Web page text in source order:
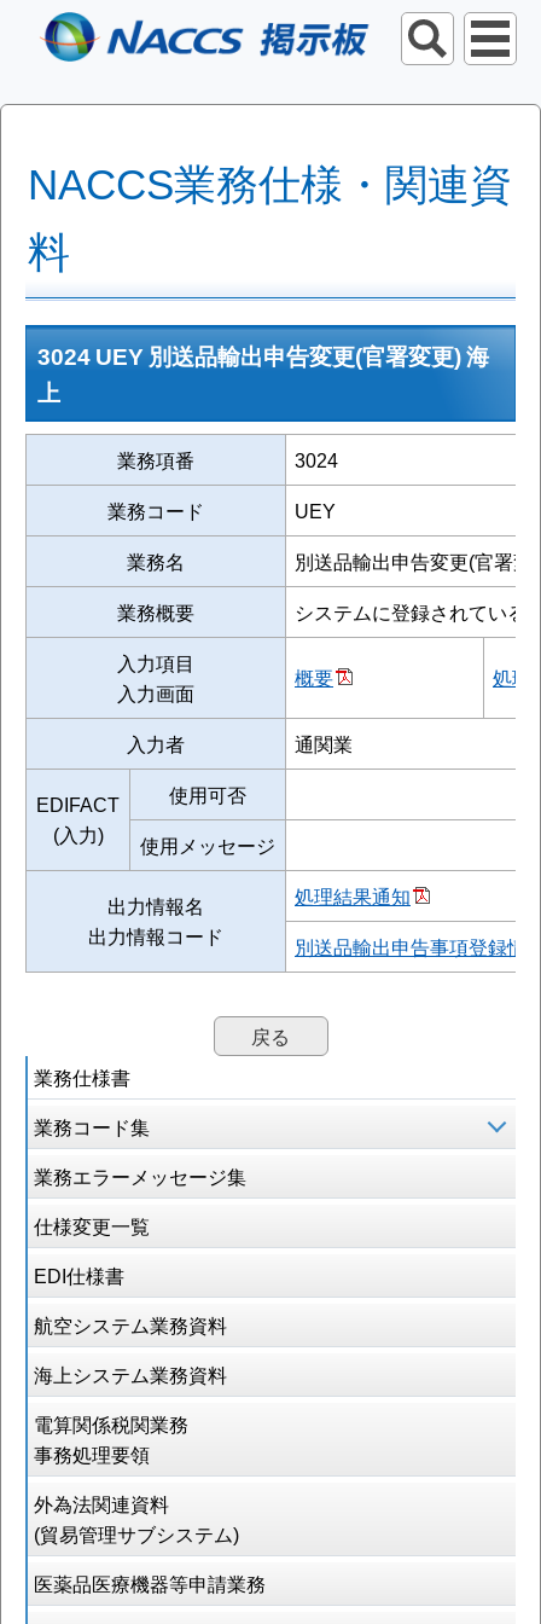
NACCS業務仕様・関連資
料
業務仕様書
業務コード集
業務エラーメッセージ集
仕様変更一覧
EDI仕様書
航空システム業務資料
海上システム業務資料
電算関係税関業務
事務処理要領
外為法関連資料
(貿易管理サブシステム)
医薬品医療機器等申請業務
3024 UEY 別送品輸出申告変更(官署変更) 海
上
業務項番
3024
業務コード
UEY
業務名
別送品輸出申告変更(官署変
業務概要
システムに登録されている
入力項目
入力画面
概要 処理
入力者 通関業
EDIFACT
(入力)
使用可否
使用メッセージ
出力情報名
出力情報コード
処理結果通知
別送品輸出申告事項登録情
戻る